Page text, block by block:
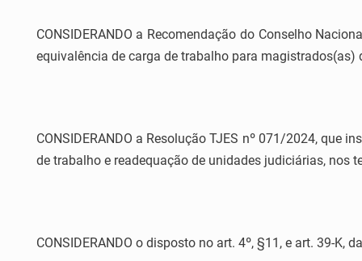
CONSIDERANDO a Recomendação do Conselho
equivalência de carga de trabalho para magistrados(as)
CONSIDERANDO a Resolução TJES nº 071/2024,
de trabalho e readequação de unidades judiciárias, nos
CONSIDERANDO o disposto no art. 4º, §11, e art. 39-